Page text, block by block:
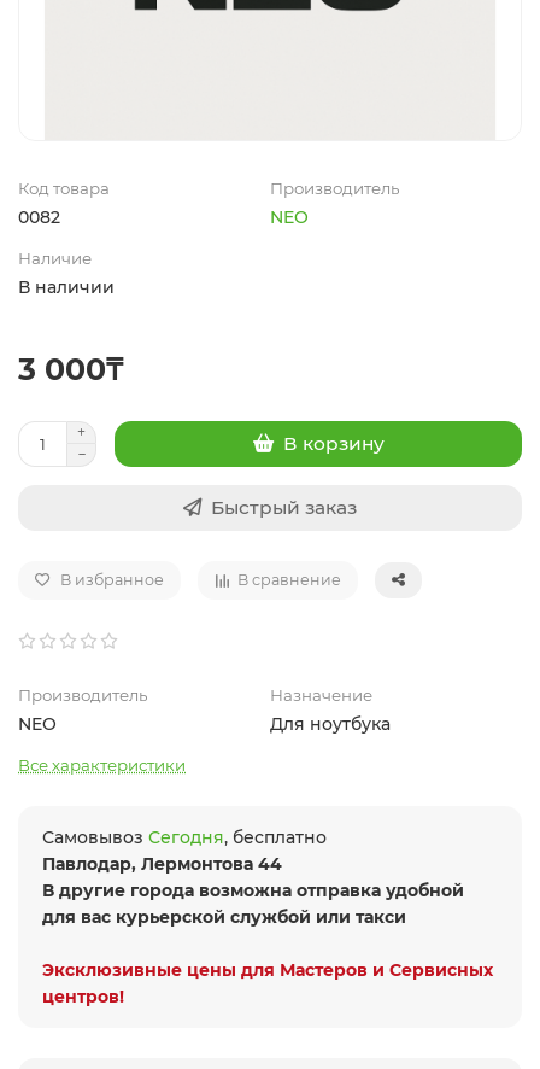
Код товара
0082
Производитель
NEO
Наличие
В наличии
3 000₸
В корзину
Быстрый заказ
В избранное В сравнение
Производитель
NEO
Назначение
Для ноутбука
Все характеристики
Самовывоз Сегодня, бесплатно
Павлодар, Лермонтова 44
В другие города возможна отправка удобной
для вас курьерской службой или такси
Эксклюзивные цены для Мастеров и Сервисных
центров!